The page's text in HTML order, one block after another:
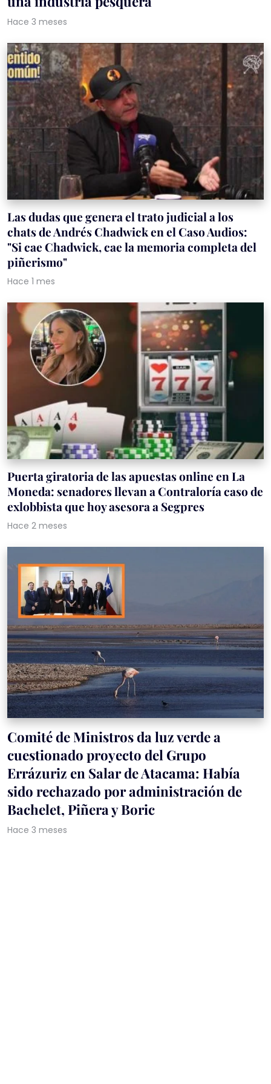
Hace 3 meses
Las dudas que genera el trato judicial a los
chats de Andrés Chadwick en el Caso Audios:
"Si cae Chadwick, cae la memoria completa del
piñerismo"
Hace 1 mes
Puerta giratoria de las apuestas online en La
Moneda: senadores llevan a Contraloría caso de
exlobbista que hoy asesora a Segpres
Hace 2 meses
Comité de Ministros da luz verde a
cuestionado proyecto del Grupo
Errázuriz en Salar de Atacama: Había
sido rechazado por administración de
Bachelet, Piñera y Boric
Hace 3 meses